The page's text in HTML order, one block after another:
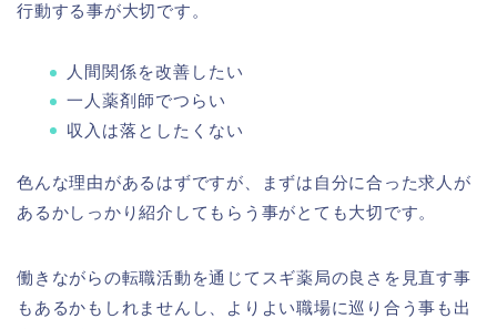
行動する事が大切です。
人間関係を改善したい
一人薬剤師でつらい
収入は落としたくない
色んな理由があるはずですが、まずは自分に合った求人が
あるかしっかり紹介してもらう事がとても大切です。
働きながらの転職活動を通じてスギ薬局の良さを見直す事
もあるかもしれませんし、よりよい職場に巡り合う事も出